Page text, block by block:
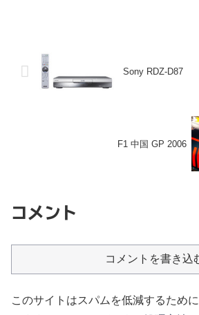
Sony RDZ-D87
F1 中国 GP 2006
コメント
コメントを書き込
このサイトはスパムを低減するため